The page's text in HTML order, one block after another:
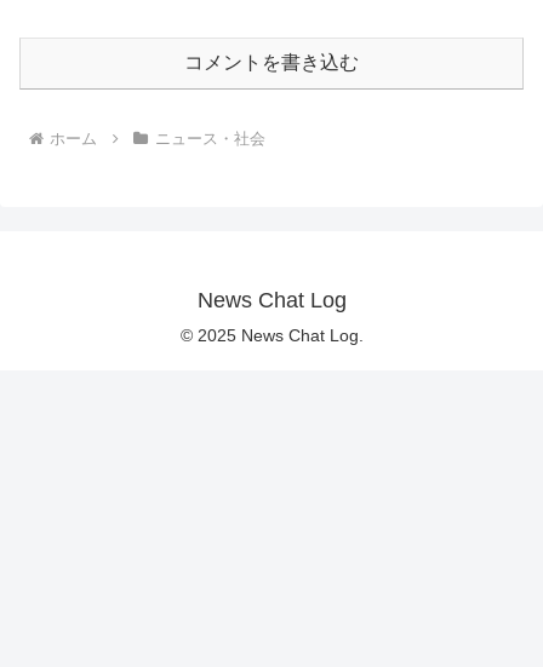
コメントを書き込む
ホーム ニュース・社会
News Chat Log
© 2025 News Chat Log.